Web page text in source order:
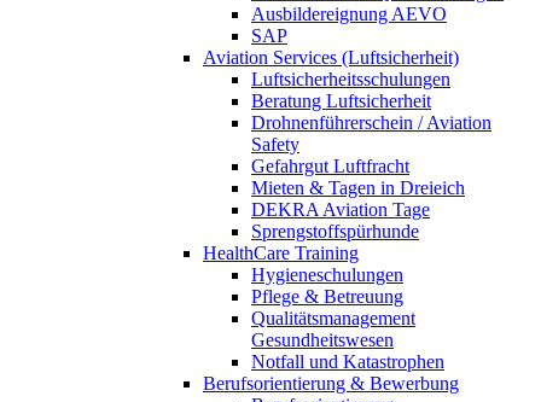
Ausbildereignung AEVO
SAP
Aviation Services (Luftsicherheit)
Luftsicherheitsschulungen
Beratung Luftsicherheit
Drohnenführerschein / Aviation
Safety
Gefahrgut Luftfracht
Mieten & Tagen in Dreieich
DEKRA Aviation Tage
Sprengstoffspürhunde
HealthCare Training
Hygieneschulungen
Pflege & Betreuung
Qualitätsmanagement
Gesundheitswesen
Notfall und Katastrophen
Berufsorientierung & Bewerbung